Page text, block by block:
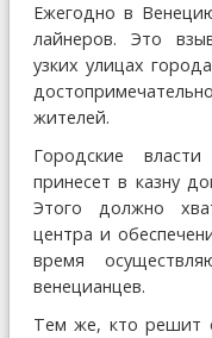
Ежегодно в
лайнеров. Это
узких улицах
жителей.
Городские
принесет в казну
Этого должно
центра и
время
венецианцев.
Тем же, кто решит